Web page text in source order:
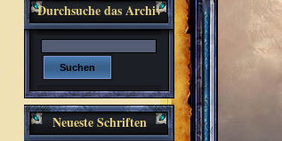
Durchsuche das Archiv
Neueste Schriften